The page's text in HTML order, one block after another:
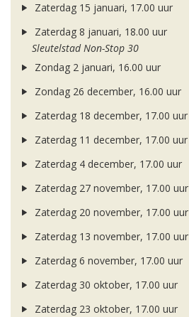
Zaterdag 15 januari, 17.00 uur
Zaterdag 8 januari, 18.00 uur
Sleutelstad Non-Stop 30
Zondag 2 januari, 16.00 uur
Zondag 26 december, 16.00 uur
Zaterdag 18 december, 17.00 uur
Zaterdag 11 december, 17.00 uur
Zaterdag 4 december, 17.00 uur
Zaterdag 27 november, 17.00 uur
Zaterdag 20 november, 17.00 uur
Zaterdag 13 november, 17.00 uur
Zaterdag 6 november, 17.00 uur
Zaterdag 30 oktober, 17.00 uur
Zaterdag 23 oktober, 17.00 uur